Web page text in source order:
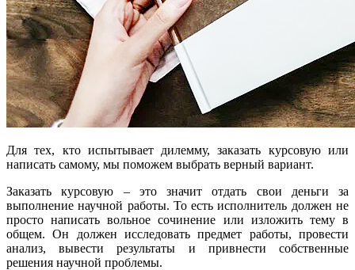
Для тех, кто испытывает дилемму, заказать курсовую или
написать самому, мы поможем выбрать верный вариант.
Заказать курсовую – это значит отдать свои деньги за
выполнение научной работы. То есть исполнитель должен не
просто написать вольное сочинение или изложить тему в
общем. Он должен исследовать предмет работы, провести
анализ, вывести результаты и привнести собственные
решения научной проблемы.